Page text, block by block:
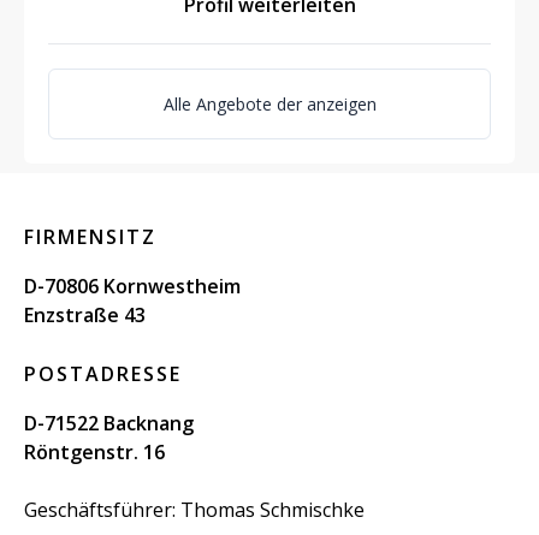
Alle Angebote der anzeigen
FIRMENSITZ
D-70806 Kornwestheim
Enzstraße 43
POSTADRESSE
D-71522 Backnang
Röntgenstr. 16
Geschäftsführer: Thomas Schmischke